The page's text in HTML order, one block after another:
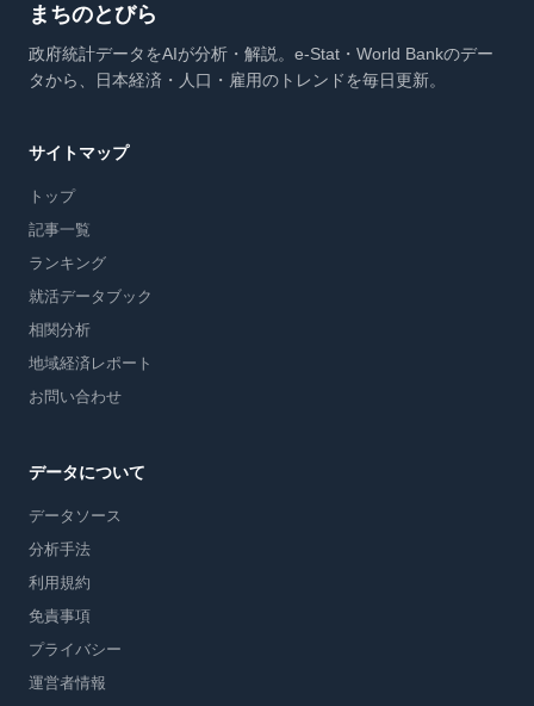
まちのとびら
政府統計データをAIが分析・解説。e-Stat・World Bankのデー
タから、日本経済・人口・雇用のトレンドを毎日更新。
サイトマップ
トップ
記事一覧
ランキング
就活データブック
相関分析
地域経済レポート
お問い合わせ
データについて
データソース
分析手法
利用規約
免責事項
プライバシー
運営者情報